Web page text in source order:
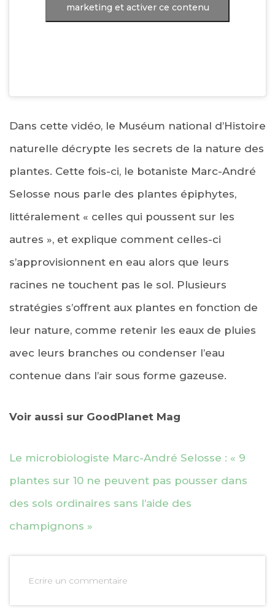
marketing et activer ce contenu
Dans cette vidéo, le Muséum national d’Histoire
naturelle décrypte les secrets de la nature des
plantes. Cette fois-ci, le botaniste Marc-André
Selosse nous parle des plantes épiphytes,
littéralement « celles qui poussent sur les
autres », et explique comment celles-ci
s’approvisionnent en eau alors que leurs
racines ne touchent pas le sol. Plusieurs
stratégies s’offrent aux plantes en fonction de
leur nature, comme retenir les eaux de pluies
avec leurs branches ou condenser l’eau
contenue dans l’air sous forme gazeuse.
Voir aussi sur GoodPlanet Mag
Le microbiologiste Marc-André Selosse : « 9
plantes sur 10 ne peuvent pas pousser dans
des sols ordinaires sans l’aide des
champignons »
Ecrire un commentaire